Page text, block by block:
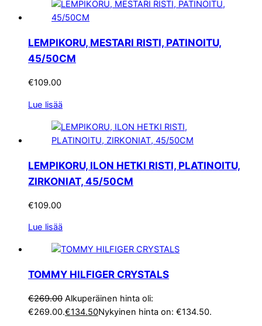
LEMPIKORU, MESTARI RISTI, PATINOITU,
45/50CM
€109.00
Lue lisää
LEMPIKORU, ILON HETKI RISTI, PLATINOITU,
ZIRKONIAT, 45/50CM
€109.00
Lue lisää
TOMMY HILFIGER CRYSTALS
€269.00 Alkuperäinen hinta oli:
€269.00.€134.50Nykyinen hinta on: €134.50.